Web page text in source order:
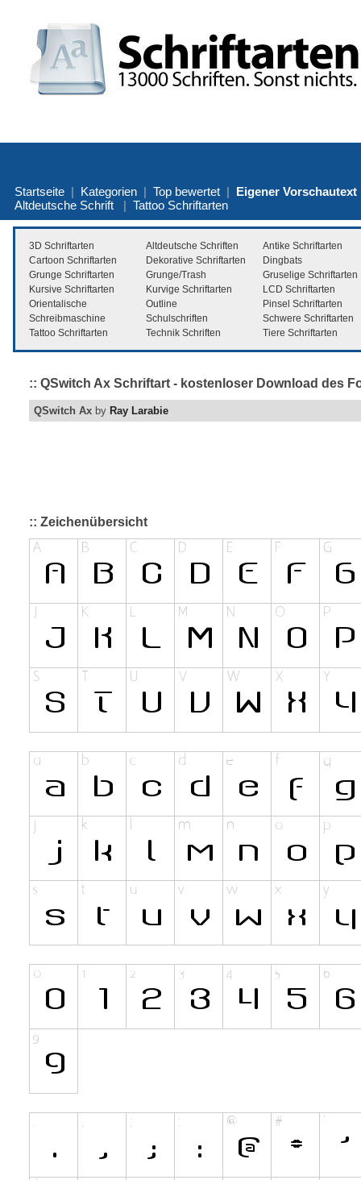
Startseite | Kategorien | Top bewertet | Eigener Vorschautext
Altdeutsche Schrift | Tattoo Schriftarten
3D Schriftarten Altdeutsche Schriften
Antike Schriftarten
Cartoon Schriftarten
Dekorative Schriftarten
Dingbats
Grunge Schriftarten
Grunge/Trash
Gruselige Schriftarten
Kursive Schriftarten
Kurvige Schriftarten
LCD Schriftarten
Orientalische
Outline
Pinsel Schriftarten
Schreibmaschine
Schulschriften
Schwere Schriftarten
Tattoo Schriftarten
Technik Schriften Tiere Schriftarten
:: QSwitch Ax Schriftart - kostenloser Download des
QSwitch Ax by Ray Larabie
:: Zeichenübersicht